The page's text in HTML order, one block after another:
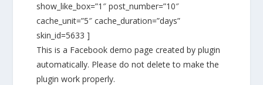
show_like_box=”1″ post_number=”10″
cache_unit=”5″ cache_duration=”days”
skin_id=5633 ]
This is a Facebook demo page created by plugin
automatically. Please do not delete to make the
plugin work properly.